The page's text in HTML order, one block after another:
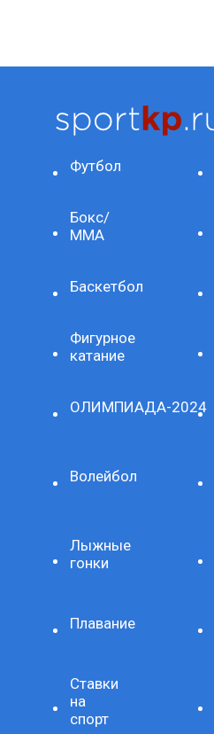
Футбол
Бокс/
ММА
Баскетбол
Фигурное
катание
ОЛИМПИАДА-2024
Волейбол
Лыжные
гонки
Плавание
Ставки
на
спорт